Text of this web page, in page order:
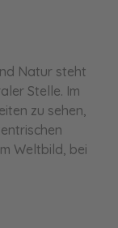
Natur steht
Stelle. Im
zu sehen,
Weltbild, bei